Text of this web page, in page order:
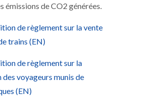
émissions de CO2 générées.
de règlement sur la vente
trains (EN)
de règlement sur la
voyageurs munis de
(EN)